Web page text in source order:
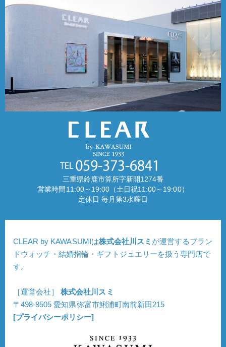
三重県鈴鹿市算所字新開1274番
営業時間11:00～19:00（土日祝11:00～19:00）
定休日 毎月第3水曜日
CLEAR by KAWASUMIは株式会社川スミ が運営するブラン
ドウォッチ・結婚指輪・ギフトジュエリーを扱う専門店で
す。
［運営会社］株式会社川スミ
〒498-8505 愛知県弥富市鯏浦町南前新田215
[プライバシーポリシー]